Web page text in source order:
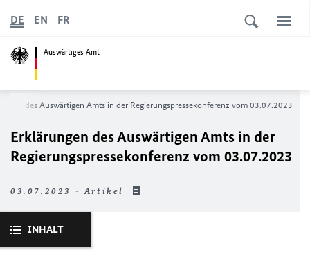
Auswärtiges Amt
DE EN FR
des Auswärtigen Amts in der Regierungs­­­­­pressekonferenz vom 03.07.2023
Erklärungen des Auswärtigen Amts in der
Regierungs­­­­­pressekonferenz vom 03.07.2023
03.07.2023 - Artikel
INHALT